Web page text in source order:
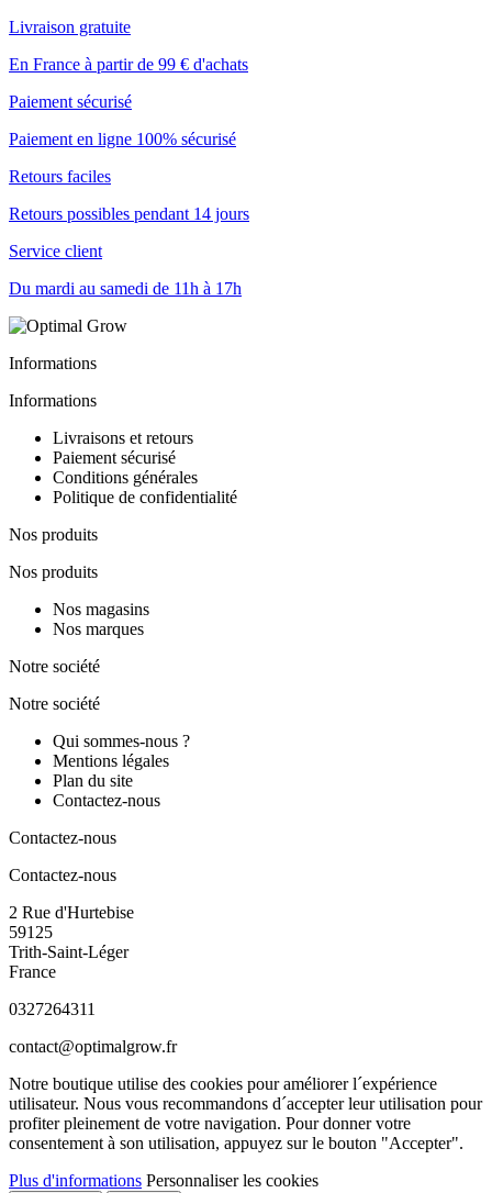
Livraison gratuite
En France à partir de 99 € d'achats
Paiement sécurisé
Paiement en ligne 100% sécurisé
Retours faciles
Retours possibles pendant 14 jours
Service client
Du mardi au samedi de 11h à 17h
Informations
Informations
Livraisons et retours
Paiement sécurisé
Conditions générales
Politique de confidentialité
Nos produits
Nos produits
Nos magasins
Nos marques
Notre société
Notre société
Qui sommes-nous ?
Mentions légales
Plan du site
Contactez-nous
Contactez-nous
Contactez-nous
2 Rue d'Hurtebise
59125
Trith-Saint-Léger
France
0327264311
contact@optimalgrow.fr
Notre boutique utilise des cookies pour améliorer l´expérience
utilisateur. Nous vous recommandons d´accepter leur utilisation pour
profiter pleinement de votre navigation. Pour donner votre
consentement à son utilisation, appuyez sur le bouton "Accepter".
Plus d'informations Personnaliser les cookies